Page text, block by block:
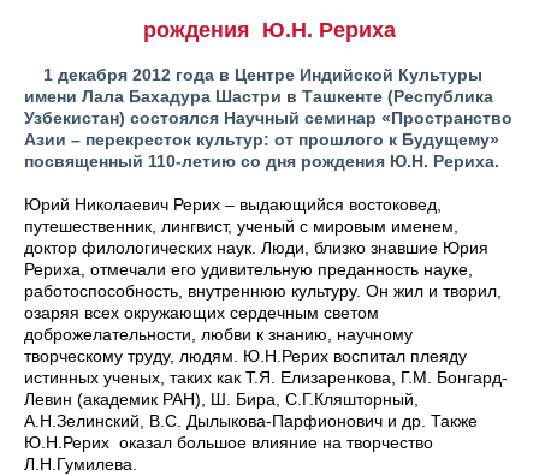
рождения Ю.Н. Рериха
1 декабря 2012 года в Центре Индийской Культуры
имени Лала Бахадура Шастри в Ташкенте (Республика
Узбекистан) состоялся Научный семинар «Пространство
Азии – перекресток культур: от прошлого к Будущему»
посвященный 110-летию со дня рождения Ю.Н. Рериха.
Юрий Николаевич Рерих – выдающийся востоковед,
путешественник, лингвист, ученый с мировым именем,
доктор филологических наук. Люди, близко знавшие Юрия
Рериха, отмечали его удивительную преданность науке,
работоспособность, внутреннюю культуру. Он жил и творил,
озаряя всех окружающих сердечным светом
доброжелательности, любви к знанию, научному
творческому труду, людям. Ю.Н.Рерих воспитал плеяду
истинных ученых, таких как Т.Я. Елизаренкова, Г.М. Бонгард-
Левин (академик РАН), Ш. Бира, С.Г.Кляшторный,
А.Н.Зелинский, В.С. Дылыкова-Парфионович и др. Также
Ю.Н.Рерих оказал большое влияние на творчество
Л.Н.Гумилева.